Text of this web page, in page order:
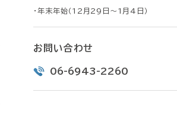
・年末年始（12月29日～1月4日）
お問い合わせ
06-6943-2260